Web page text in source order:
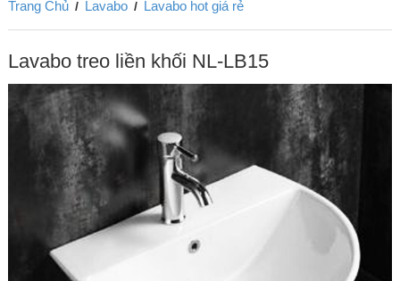
Trang Chủ / Lavabo / Lavabo hot giá rẻ
Lavabo treo liền khối NL-LB15